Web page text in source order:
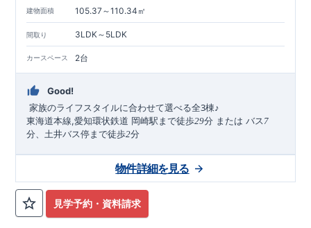
建物面積 105.37～110.34㎡
間取り 3LDK～5LDK
カースペース 2台
Good!
​ ​家族のライフスタイルに合わせて選べる全3棟♪
東海道本線,愛知環状鉄道 岡崎駅まで徒歩29分 または バス7
分、土井バス停まで徒歩2分
近隣の完成物件のご案内可能！まずはお気軽にお問い合わせ
を！
来場予約：Web： TEL:0564-57-0257
見学予約・資料請求
物件詳細を見る